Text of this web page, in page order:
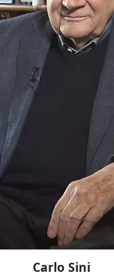
Carlo Sini